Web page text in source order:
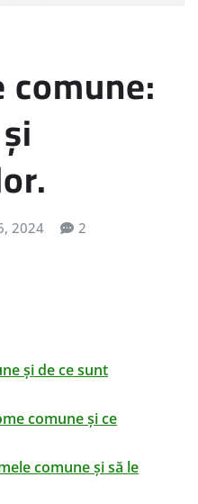
2024 2
și de ce sunt
comune și ce
comune și să le